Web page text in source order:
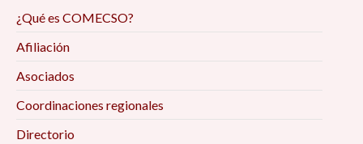
¿Qué es COMECSO?
Afiliación
Asociados
Coordinaciones regionales
Directorio